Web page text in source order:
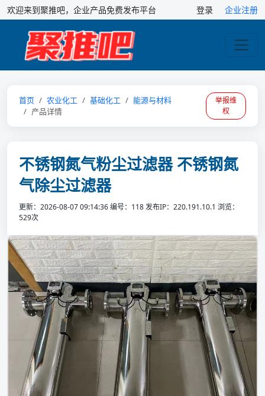
欢迎来到聚推吧，企业产品免费发布平台 登录 企业注册
首页 农业化工 基础化工
能源与材料
产品详情
举报维
权
不锈钢氮气粉尘过滤器 不锈钢氮
气除尘过滤器
更新：2026-08-07 09:14:36编号：118发布IP：220.191.10.1 浏览：
529次